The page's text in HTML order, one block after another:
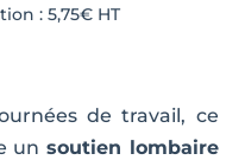
: 5,75€HT
de travail, ce
un soutien lombaire